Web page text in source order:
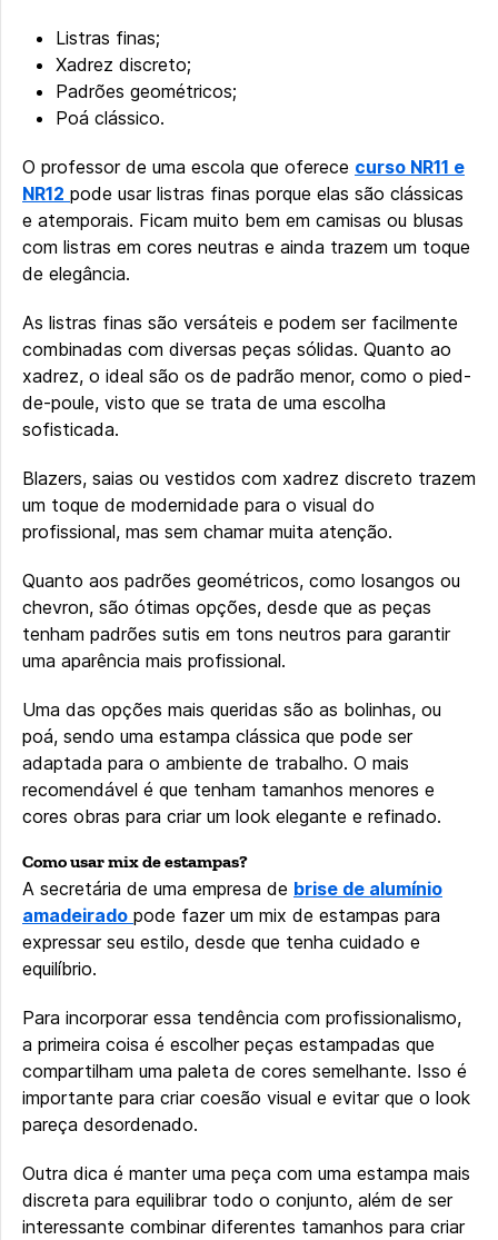
Listras finas;
Xadrez discreto;
Padrões geométricos;
Poá clássico.
O professor de uma escola que oferece curso NR11 e
NR12 pode usar listras finas porque elas são clássicas
e atemporais. Ficam muito bem em camisas ou blusas
com listras em cores neutras e ainda trazem um toque
de elegância.
As listras finas são versáteis e podem ser facilmente
combinadas com diversas peças sólidas. Quanto ao
xadrez, o ideal são os de padrão menor, como o pied-
de-poule, visto que se trata de uma escolha
sofisticada.
Blazers, saias ou vestidos com xadrez discreto trazem
um toque de modernidade para o visual do
profissional, mas sem chamar muita atenção.
Quanto aos padrões geométricos, como losangos ou
chevron, são ótimas opções, desde que as peças
tenham padrões sutis em tons neutros para garantir
uma aparência mais profissional.
Uma das opções mais queridas são as bolinhas, ou
poá, sendo uma estampa clássica que pode ser
adaptada para o ambiente de trabalho. O mais
recomendável é que tenham tamanhos menores e
cores obras para criar um look elegante e refinado.
Como usar mix de estampas?
A secretária de uma empresa de brise de alumínio
amadeirado pode fazer um mix de estampas para
expressar seu estilo, desde que tenha cuidado e
equilíbrio.
Para incorporar essa tendência com profissionalismo,
a primeira coisa é escolher peças estampadas que
compartilham uma paleta de cores semelhante. Isso é
importante para criar coesão visual e evitar que o look
pareça desordenado.
Outra dica é manter uma peça com uma estampa mais
discreta para equilibrar todo o conjunto, além de ser
interessante combinar diferentes tamanhos para criar